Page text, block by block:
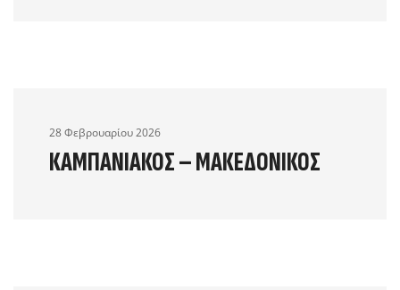
28 Φεβρουαρίου 2026
ΚΑΜΠΑΝΙΑΚΌΣ – ΜΑΚΕΔΟΝΙΚΌΣ